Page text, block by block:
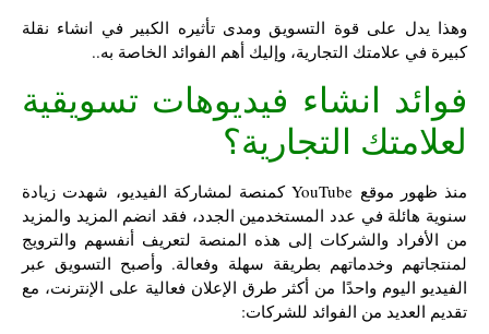
وهذا يدل على قوة التسويق ومدى تأثيره الكبير في انشاء نقلة
كبيرة في علامتك التجارية، وإليك أهم الفوائد الخاصة به..
فوائد انشاء فيديوهات تسويقية
لعلامتك التجارية؟
منذ ظهور موقع YouTube كمنصة لمشاركة الفيديو، شهدت زيادة
سنوية هائلة في عدد المستخدمين الجدد، فقد انضم المزيد والمزيد
من الأفراد والشركات إلى هذه المنصة لتعريف أنفسهم والترويج
لمنتجاتهم وخدماتهم بطريقة سهلة وفعالة. وأصبح التسويق عبر
الفيديو اليوم واحدًا من أكثر طرق الإعلان فعالية على الإنترنت، مع
تقديم العديد من الفوائد للشركات: